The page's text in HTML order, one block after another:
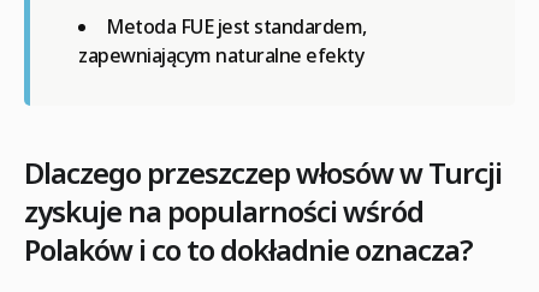
Metoda FUE jest standardem,
zapewniającym naturalne efekty
Dlaczego przeszczep włosów w Turcji
zyskuje na popularności wśród
Polaków i co to dokładnie oznacza?